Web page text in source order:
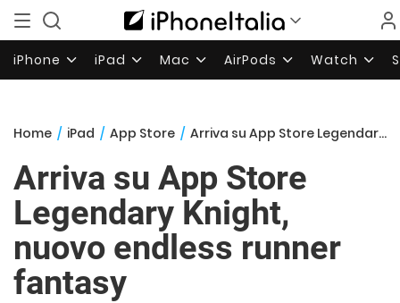
iPhone iPad Mac AirPods Watch
Home / iPad / App Store / Arriva su App Store Legendary Knight, nuovo endless runner fantasy
Arriva su App Store
Legendary Knight,
nuovo endless runner
fantasy